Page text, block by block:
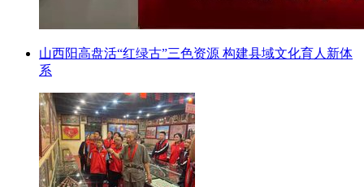
山西阳高盘活“红绿古”三色资源 构建县域文化育人新体
系